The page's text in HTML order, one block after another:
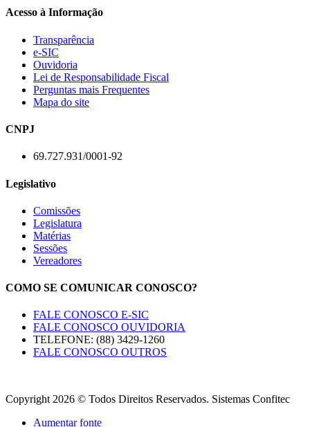
Acesso à Informação
Transparência
e-SIC
Ouvidoria
Lei de Responsabilidade Fiscal
Perguntas mais Frequentes
Mapa do site
CNPJ
69.727.931/0001-92
Legislativo
Comissões
Legislatura
Matérias
Sessões
Vereadores
COMO SE COMUNICAR CONOSCO?
FALE CONOSCO E-SIC
FALE CONOSCO OUVIDORIA
TELEFONE: (88) 3429-1260
FALE CONOSCO OUTROS
Copyright 2026 © Todos Direitos Reservados. Sistemas Confitec
Aumentar fonte